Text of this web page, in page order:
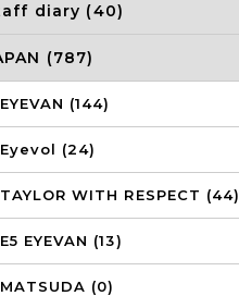
diary (40)
(787)
EYEVAN (144)
Eyevol (24)
TAYLOR WITH RESPECT (44)
E5 EYEVAN (13)
MATSUDA (0)